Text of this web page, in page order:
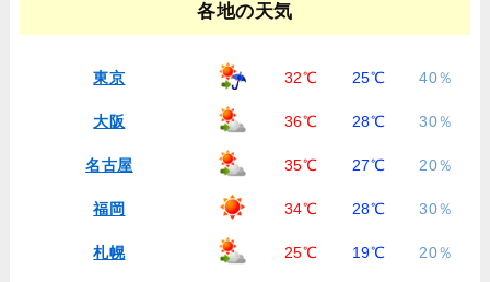
各地の天気
東京 32℃ 25℃ 40％
大阪 36℃ 28℃ 30％
名古屋 35℃ 27℃ 20％
福岡 34℃ 28℃ 30％
札幌 25℃ 19℃ 20％